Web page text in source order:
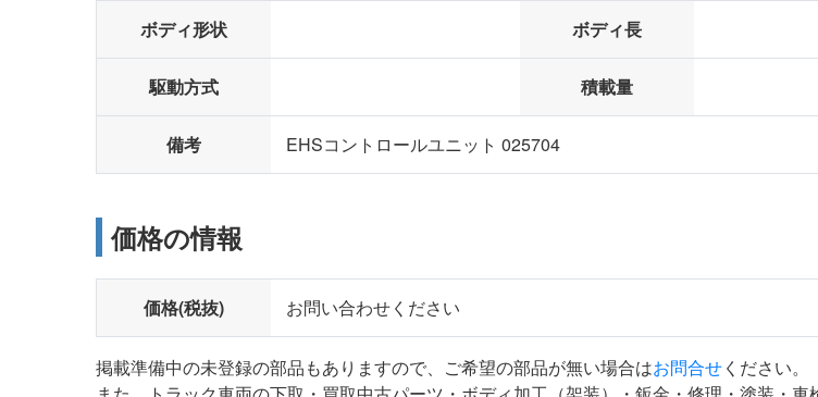
ボディ形状 ボディ長
駆動方式 積載量
備考 EHSコントロールユニット 025704
価格の情報
価格(税抜) お問い合わせください
掲載準備中の未登録の部品もありますので、ご希望の部品が無い場合はお問合せください。